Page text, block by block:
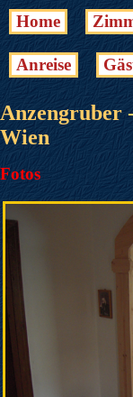
Home
Anreise
Anzengruber
Wien
Fotos